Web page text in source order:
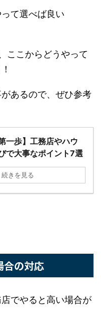
て選べば良い
ここからどうやっ
！
あるので、ぜひ参
一歩】工務店やハウ
で大事なポイント7
きを見る
の対応
でやると高い場合